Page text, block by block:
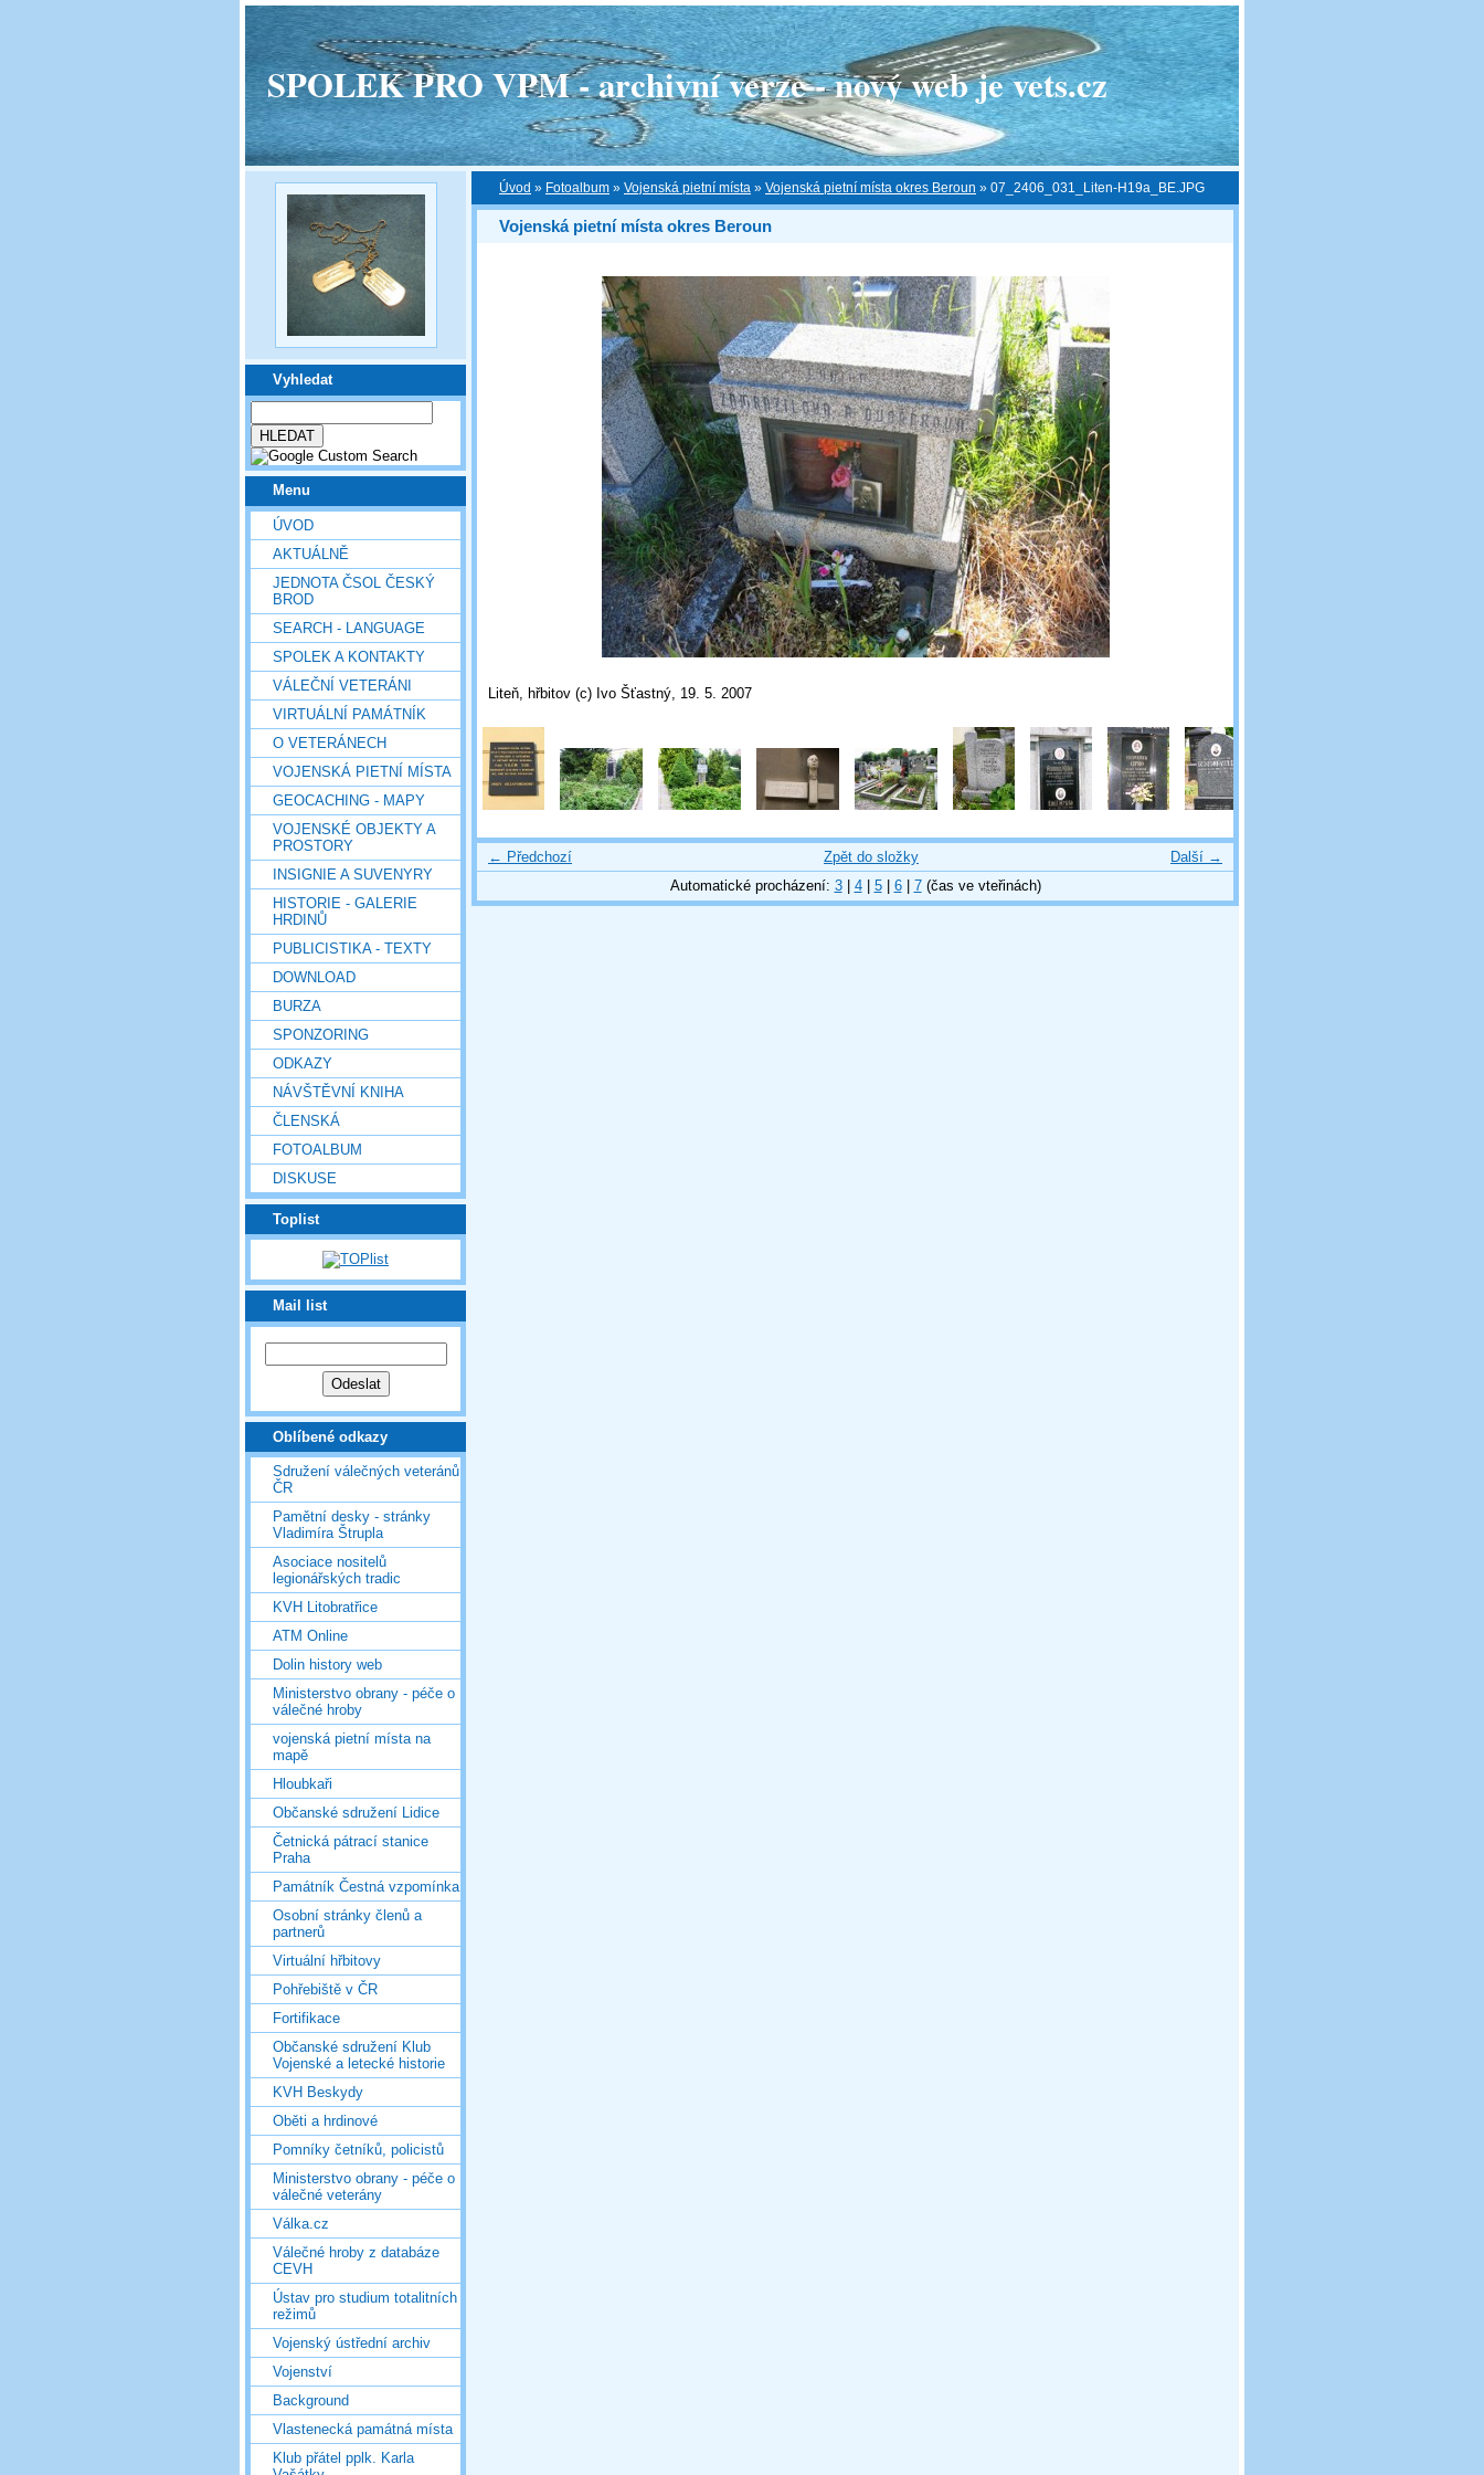
SPOLEK PRO VPM - archivní verze - nový web je vets.cz
Vyhledat
Menu
ÚVOD
AKTUÁLNĚ
JEDNOTA ČSOL ČESKÝ
BROD
SEARCH - LANGUAGE
SPOLEK A KONTAKTY
VÁLEČNÍ VETERÁNI
VIRTUÁLNÍ PAMÁTNÍK
O VETERÁNECH
VOJENSKÁ PIETNÍ MÍSTA
GEOCACHING - MAPY
VOJENSKÉ OBJEKTY A
PROSTORY
INSIGNIE A SUVENYRY
HISTORIE - GALERIE
HRDINŮ
PUBLICISTIKA - TEXTY
DOWNLOAD
BURZA
SPONZORING
ODKAZY
NÁVŠTĚVNÍ KNIHA
ČLENSKÁ
FOTOALBUM
DISKUSE
Toplist
Mail list
Oblíbené odkazy
Sdružení válečných veteránů
ČR
Pamětní desky - stránky
Vladimíra Štrupla
Asociace nositelů
legionářských tradic
KVH Litobratřice
ATM Online
Dolin history web
Ministerstvo obrany - péče o
válečné hroby
vojenská pietní místa na
mapě
Hloubkaři
Občanské sdružení Lidice
Četnická pátrací stanice
Praha
Památník Čestná vzpomínka
Osobní stránky členů a
partnerů
Virtuální hřbitovy
Pohřebiště v ČR
Fortifikace
Občanské sdružení Klub
Vojenské a letecké historie
KVH Beskydy
Oběti a hrdinové
Pomníky četníků, policistů
Ministerstvo obrany - péče o
válečné veterány
Válka.cz
Válečné hroby z databáze
CEVH
Ústav pro studium totalitních
režimů
Vojenský ústřední archiv
Vojenství
Background
Vlastenecká památná místa
Klub přátel pplk. Karla
Úvod » Fotoalbum » Vojenská pietní místa » Vojenská pietní místa okres Beroun » 07_2406_031_Liten-H19a_BE.JPG
Vojenská pietní místa okres Beroun
Liteň, hřbitov (c) Ivo Šťastný, 19. 5. 2007
← Předchozí Další →
Zpět do složky
Automatické procházení: 3| 4| 5| 6| 7(čas ve vteřinách)